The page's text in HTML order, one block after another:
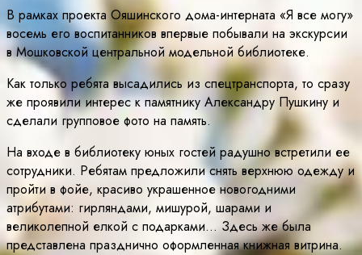
В рамках проекта Ояшинского дома-интерната «Я все могу»
восемь его воспитанников впервые побывали на экскурсии
в Мошковской центральной модельной библиотеке.
Как только ребята высадились из спецтранспорта, то сразу
же проявили интерес к памятнику Александру Пушкину и
сделали групповое фото на память.
На входе в библиотеку юных гостей радушно встретили ее
сотрудники. Ребятам предложили снять верхнюю одежду и
пройти в фойе, красиво украшенное новогодними
атрибутами: гирляндами, мишурой, шарами и
великолепной елкой с подарками… Здесь же была
представлена празднично оформленная книжная витрина.